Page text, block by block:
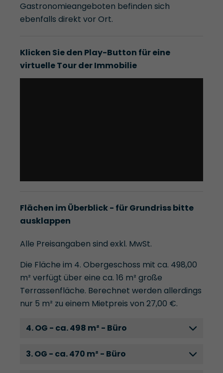
Gastronomieangeboten befinden sich
ebenfalls direkt vor Ort.
Klicken Sie den Play-Button für eine
virtuelle Tour der Immobilie
Flächen im Überblick - für Grundriss bitte
ausklappen
Alle Preisangaben sind exkl. MwSt.
Die Fläche im 4. Obergeschoss mit ca. 498,00
m² verfügt über eine ca. 16 m² große
Terrassenfläche. Berechnet werden allerdings
nur 5 m² zu einem Mietpreis von 27,00 €.
4. OG - ca. 498 m² - Büro
3. OG - ca. 470 m² - Büro